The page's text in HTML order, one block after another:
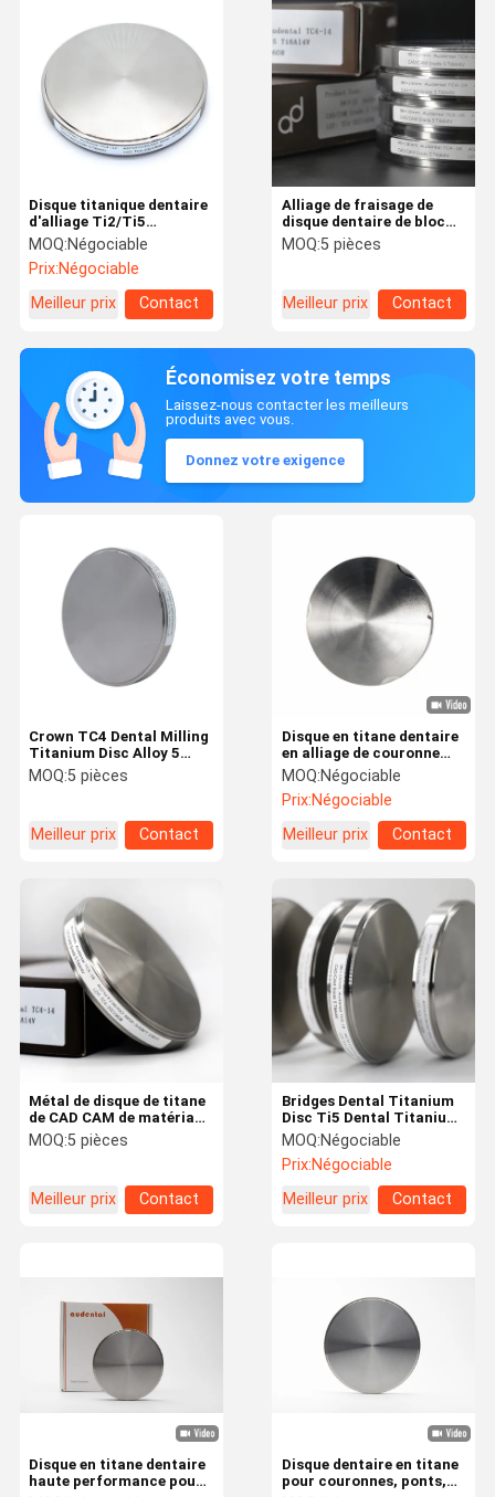
Produits
Disque titanique dentaire
d'alliage Ti2/Ti5
Zirkonzahn CAD CAM
fraisant le bloc
MOQ:Négociable
Prix:Négociable
Meilleur prix
Contact
Alliage de fraisage de
disque dentaire de bloc
titanique de Ti pour les
couronnes fraisées
MOQ:5 pièces
Meilleur prix Contact
Économisez votre temps
Laissez-nous contacter les meilleurs
produits avec vous.
Donnez votre exigence
Disque en titane dentaire
en alliage de couronne
Ti2 Zirkonzohn Système
CAD CAM
MOQ:Négociable
Prix:Négociable
Meilleur prix
Contact
Crown TC4 Dental Milling
Titanium Disc Alloy 5
Grade Class II ISO
MOQ:5 pièces
Meilleur prix Contact
Bridges Dental Titanium
Disc Ti5 Dental Titanium
Block CAD CAM
MOQ:Négociable
Prix:Négociable
Meilleur prix
Contact
Métal de disque de titane
de CAD CAM de matériau
d'implant dentaire de
chrome de cobalt
MOQ:5 pièces
Meilleur prix Contact
Disque dentaire en titane
pour couronnes, ponts,
Disque en titane dentaire
haute performance pour